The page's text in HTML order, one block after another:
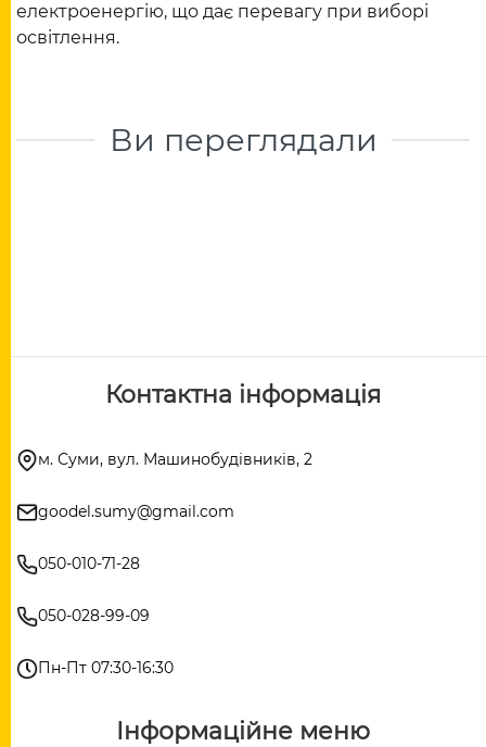
електроенергію, що дає перевагу при виборі
освітлення.
Ви переглядали
Контактна інформація
м. Суми, вул. Машинобудівників, 2
goodel.sumy@gmail.com
050-010-71-28
050-028-99-09
Пн-Пт 07:30-16:30
Інформаційне меню